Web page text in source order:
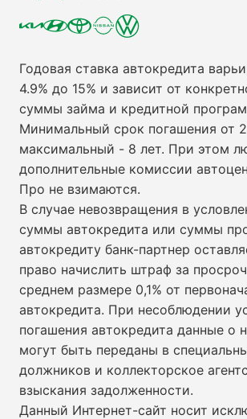
Годовая ставка автокредита
4.9% до 15% и зависит от
суммы займа и кредитной
Минимальный срок погашения от
максимальный - 8 лет. При этом
дополнительные комиссии
Про не взимаются.
В случае невозвращения в
суммы автокредита или суммы
автокредиту банк-партнер
право начислить штраф за
среднем размере 0,1% от
автокредита. При несоблюдении
погашения автокредита данные о
могут быть переданы в
должников и коллекторское
взыскания задолженности.
Данный Интернет-сайт носит